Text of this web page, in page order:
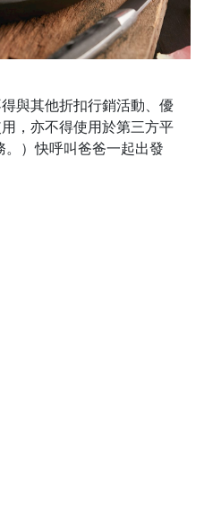
與其他折扣行銷活動、優
，亦不得使用於第三方平
。）快呼叫爸爸一起出發